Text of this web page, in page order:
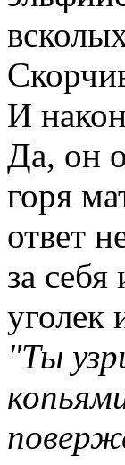
И
Да, он
горя
ответ
за
уголек
"Ты